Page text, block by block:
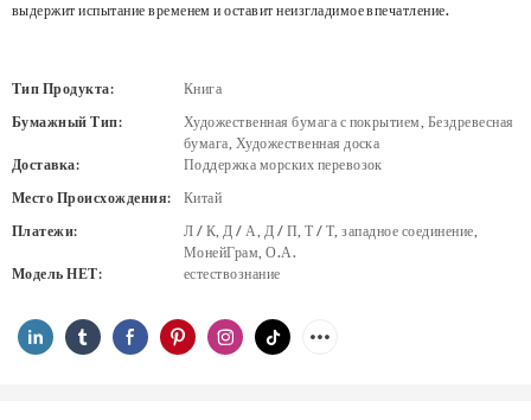
выдержит испытание временем и оставит неизгладимое впечатление.
Тип Продукта:
Книга
Бумажный Тип:
Художественная бумага с покрытием, Бездревесная
бумага, Художественная доска
Доставка:
Поддержка морских перевозок
Место Происхождения:
Китай
Платежи:
Л / К, Д / А, Д / П, Т / Т, западное соединение,
МонейГрам, О.А.
Модель НЕТ:
естествознание